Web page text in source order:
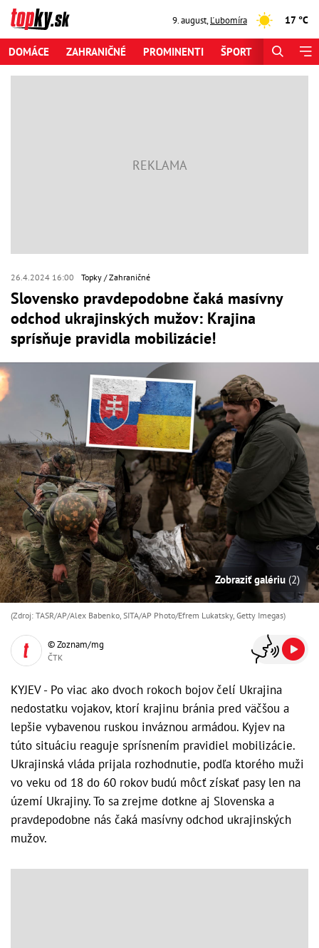
9. august,Ľubomíra 17 °C
DOMÁCE ZAHRANIČNÉ PROMINENTI ŠPORT
26.4.2024 16:00 Topky Zahraničné
Slovensko pravdepodobne čaká masívny
odchod ukrajinských mužov: Krajina
sprísňuje pravidla mobilizácie!
Zobraziť galériu (2)
(Zdroj: TASR/AP/Alex Babenko, SITA/AP Photo/Efrem Lukatsky, Getty Imegas)
© Zoznam/mg
ČTK
KYJEV - Po viac ako dvoch rokoch bojov čelí Ukrajina
nedostatku vojakov, ktorí krajinu bránia pred väčšou a
lepšie vybavenou ruskou inváznou armádou. Kyjev na
túto situáciu reaguje sprísnením pravidiel mobilizácie.
Ukrajinská vláda prijala rozhodnutie, podľa ktorého muži
vo veku od 18 do 60 rokov budú môcť získať pasy len na
území Ukrajiny. To sa zrejme dotkne aj Slovenska a
pravdepodobne nás čaká masívny odchod ukrajinských
mužov.